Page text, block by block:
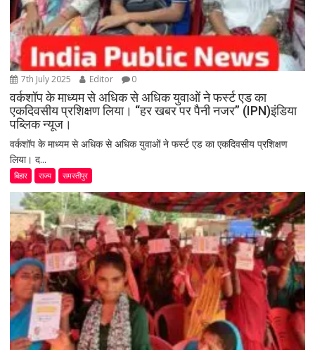
7th July 2025 Editor 0
वर्कशॉप के माध्यम से अधिक से अधिक युवाओं ने फर्स्ट एड का
एकदिवसीय प्रशिक्षण लिया। “हर खबर पर पैनी नजर” (IPN)इंडिया
पब्लिक न्यूज।
वर्कशॉप के माध्यम से अधिक से अधिक युवाओं ने फर्स्ट एड का एकदिवसीय प्रशिक्षण
लिया। द...
बिहार राज्य समस्तीपुर